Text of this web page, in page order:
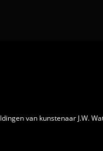
van kunstenaar J.W.